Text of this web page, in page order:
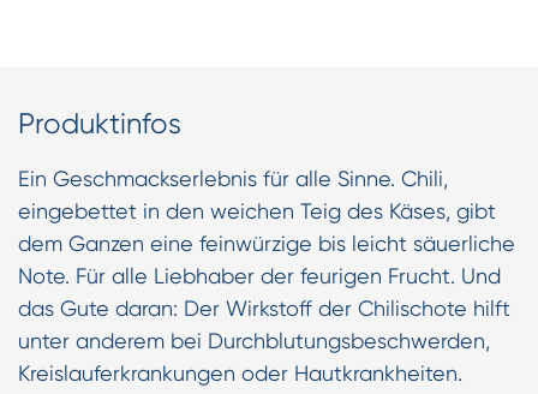
Produktinfos
Ein Geschmackserlebnis für alle Sinne. Chili,
eingebettet in den weichen Teig des Käses, gibt
dem Ganzen eine feinwürzige bis leicht säuerliche
Note. Für alle Liebhaber der feurigen Frucht. Und
das Gute daran: Der Wirkstoff der Chilischote hilft
unter anderem bei Durchblutungsbeschwerden,
Kreislauferkrankungen oder Hautkrankheiten.